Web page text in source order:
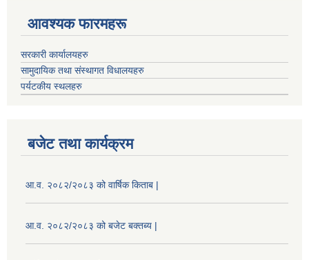
आवश्यक फारमहरू
सरकारी कार्यालयहरु
सामुदायिक तथा संस्थागत विधालयहरु
पर्यटकीय स्थलहरु
बजेट तथा कार्यक्रम
आ.व. २०८२/२०८३ को वार्षिक किताब |
आ.व. २०८२/२०८३ को बजेट बक्तब्य |